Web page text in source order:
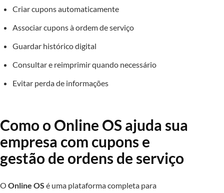
Criar cupons automaticamente
Associar cupons à ordem de serviço
Guardar histórico digital
Consultar e reimprimir quando necessário
Evitar perda de informações
Como o Online OS ajuda sua
empresa com cupons e
gestão de ordens de serviço
O Online OS é uma plataforma completa para